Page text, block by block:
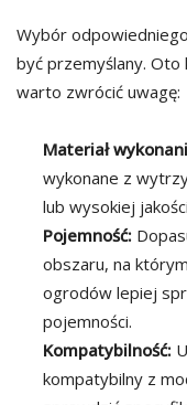
Wybór
być przemyślany. Oto
warto zwrócić uwagę:
Materiał
wykonane z
lub wysokiej
Pojemność:
obszaru, na
ogrodów lepiej
pojemności.
Kompatybilność:
kompatybilny z